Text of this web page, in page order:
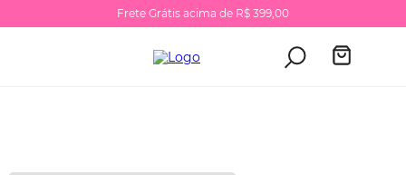
Frete Grátis acima de R$ 399,00